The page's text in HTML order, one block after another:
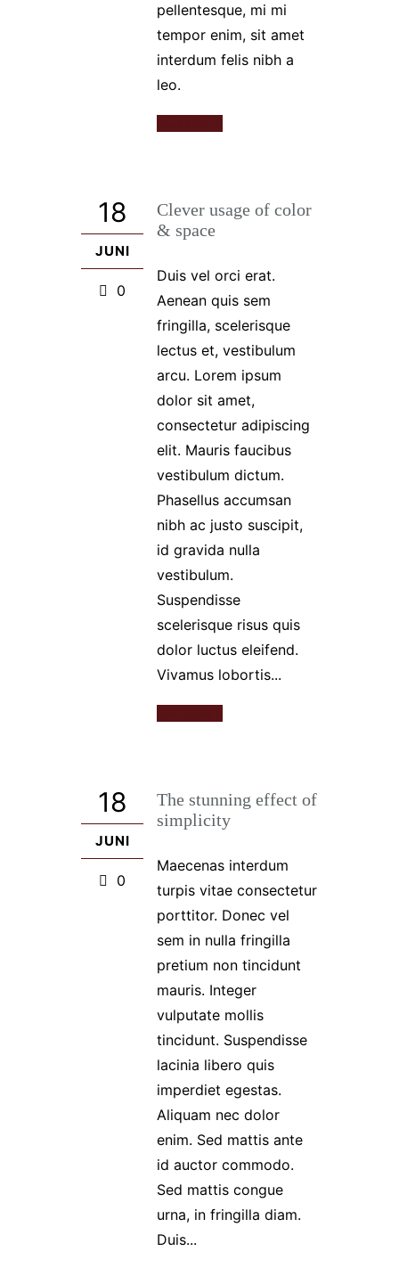
pellentesque, mi mi
tempor enim, sit amet
interdum felis nibh a
leo.
18
JUNI
0
Clever usage of color
& space
Duis vel orci erat.
Aenean quis sem
fringilla, scelerisque
lectus et, vestibulum
arcu. Lorem ipsum
dolor sit amet,
consectetur adipiscing
elit. Mauris faucibus
vestibulum dictum.
Phasellus accumsan
nibh ac justo suscipit,
id gravida nulla
vestibulum.
Suspendisse
scelerisque risus quis
dolor luctus eleifend.
Vivamus lobortis...
18
JUNI
0
The stunning effect of
simplicity
Maecenas interdum
turpis vitae consectetur
porttitor. Donec vel
sem in nulla fringilla
pretium non tincidunt
mauris. Integer
vulputate mollis
tincidunt. Suspendisse
lacinia libero quis
imperdiet egestas.
Aliquam nec dolor
enim. Sed mattis ante
id auctor commodo.
Sed mattis congue
urna, in fringilla diam.
Duis...